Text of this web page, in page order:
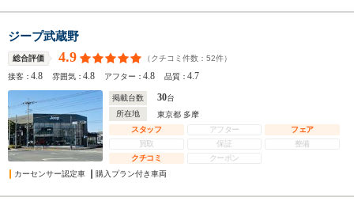
ジープ武蔵野
総合評価 4.9 （クチコミ件数： 52件）
接客：4.8 雰囲気：4.8 アフター：4.8 品質：4.7
掲載台数 30台
所在地
東京都 多摩
スタッフ
アフター
フェア
買取
保証
整備
クチコミ
クーポン
カーセンサー認定車
購入プラン付き車両